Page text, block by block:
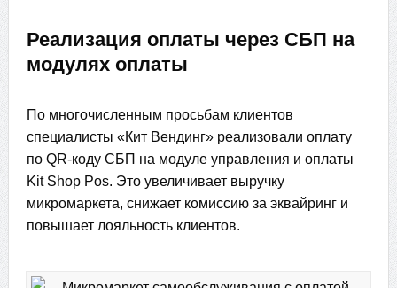
Реализация оплаты через СБП на
модулях оплаты
По многочисленным просьбам клиентов
специалисты «Кит Вендинг» реализовали оплату
по QR-коду СБП на модуле управления и оплаты
Kit Shop Pos. Это увеличивает выручку
микромаркета, снижает комиссию за эквайринг и
повышает лояльность клиентов.